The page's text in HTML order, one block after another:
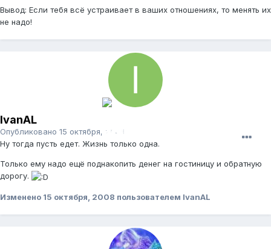
Вывод: Если тебя всё устраивает в ваших отношениях, то менять их
не надо!
IvanAL
Опубликовано 15 октября, 2008
Ну тогда пусть едет. Жизнь только одна.
Только ему надо ещё поднакопить денег на гостиницу и обратную
дорогу.
Изменено 15 октября, 2008 пользователем IvanAL